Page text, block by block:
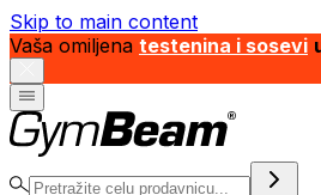
Skip to main content
Vaša omiljena testenina i sosevi